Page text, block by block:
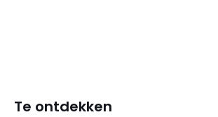
Te ontdekken